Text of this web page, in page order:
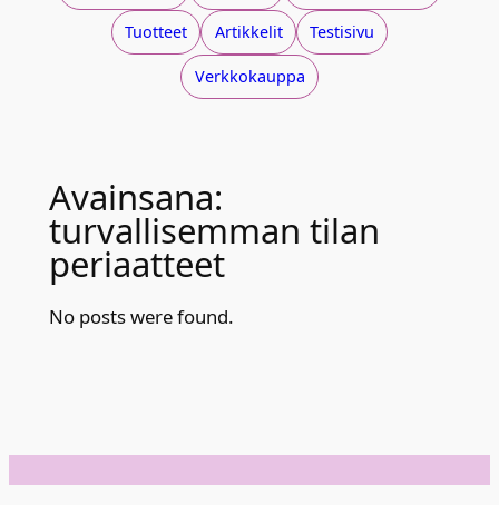
Tuotteet Artikkelit Testisivu
Verkkokauppa
Avainsana:
turvallisemman tilan
periaatteet
No posts were found.